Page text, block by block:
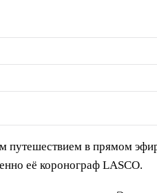
путешествием в прямом
её коронограф LASCO.